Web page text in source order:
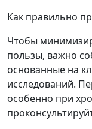
Как правильно
Чтобы
пользы, важно
основанные на
исследований.
особенно при